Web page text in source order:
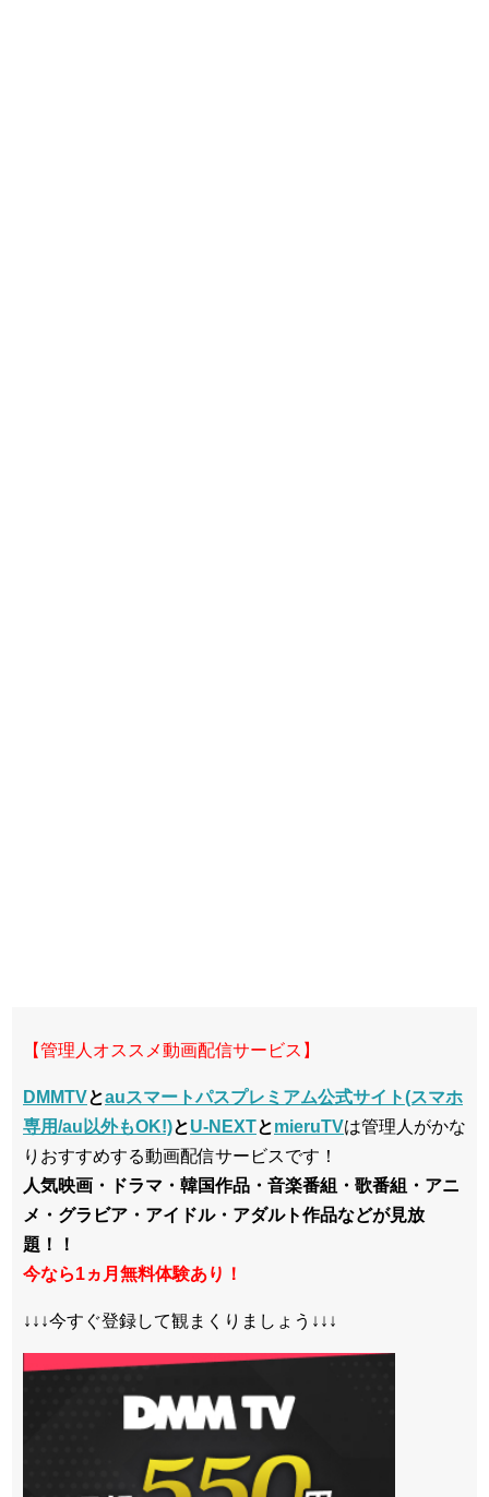
【管理人オススメ動画配信サービス】
DMMTVとauスマートパスプレミアム公式サイト(スマホ
専用/au以外もOK!)とU-NEXTとmieruTVは管理人がかな
りおすすめする動画配信サービスです！
人気映画・ドラマ・韓国作品・音楽番組・歌番組・アニ
メ・グラビア・アイドル・アダルト作品などが見放
題！！
今なら1ヵ月無料体験あり！
↓↓↓今すぐ登録して観まくりましょう↓↓↓